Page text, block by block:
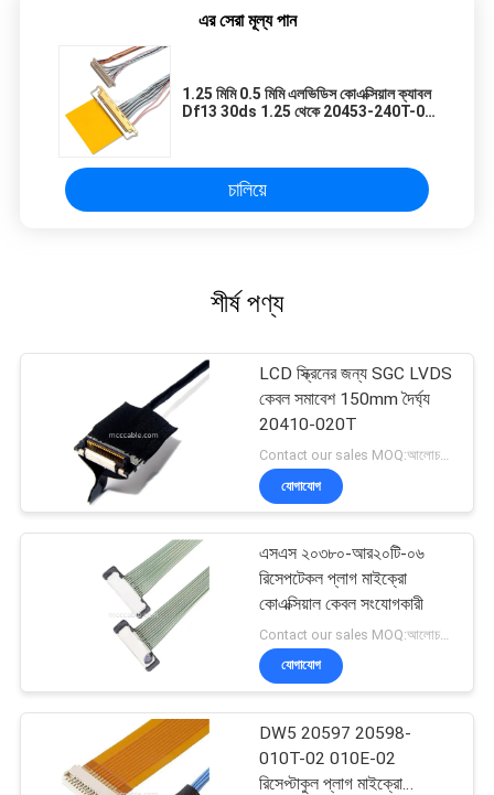
এর সেরা মূল্য পান
1.25 মিমি 0.5 মিমি এলভিডিস কোএক্সিয়াল ক্যাবল
Df13 30ds 1.25 থেকে 20453-240T-03
চালিয়ে
শীর্ষ পণ্য
LCD স্ক্রিনের জন্য SGC LVDS
কেবল সমাবেশ 150mm দৈর্ঘ্য
20410-020T
Contact our sales MOQ:আলোচনাযোগ্য
যোগাযোগ
এসএস ২০৩৮০-আর২০টি-০৬
রিসেপটেকল প্লাগ মাইক্রো
কোএক্সিয়াল কেবল সংযোগকারী
যোগাযোগ
DW5 20597 20598-
010T-02 010E-02
রিসেপ্টাকুল প্লাগ মাইক্রো